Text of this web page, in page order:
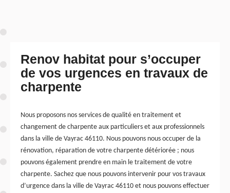
Renov habitat pour s’occuper
de vos urgences en travaux de
charpente
Nous proposons nos services de qualité en traitement et
changement de charpente aux particuliers et aux professionnels
dans la ville de Vayrac 46110. Nous pouvons nous occuper de la
rénovation, réparation de votre charpente détériorée ; nous
pouvons également prendre en main le traitement de votre
charpente. Sachez que nous pouvons intervenir pour vos travaux
d’urgence dans la ville de Vayrac 46110 et nous pouvons effectuer